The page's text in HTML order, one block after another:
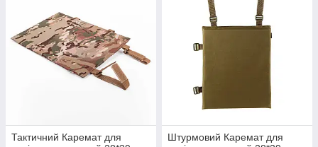
Тактичний Каремат для
Штурмовий Каремат для